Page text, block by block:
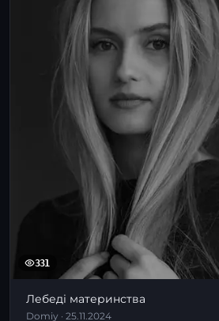
331
Лебеді материнства
Domiy · 25.11.2024